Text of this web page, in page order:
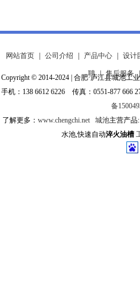
网站首页 公司介绍 产品中心 设计
聘 | 售后服务
Copyright © 2014-2024 | 合肥·庐江县城池
手机：138 6612 6226 传真：0551-877
备
了解更多：www.chengchi.net 城池主营产
水池,快速自动淬火油槽